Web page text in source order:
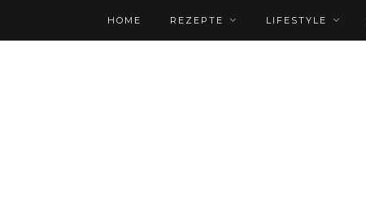
HOME REZEPTE LIFESTYLE